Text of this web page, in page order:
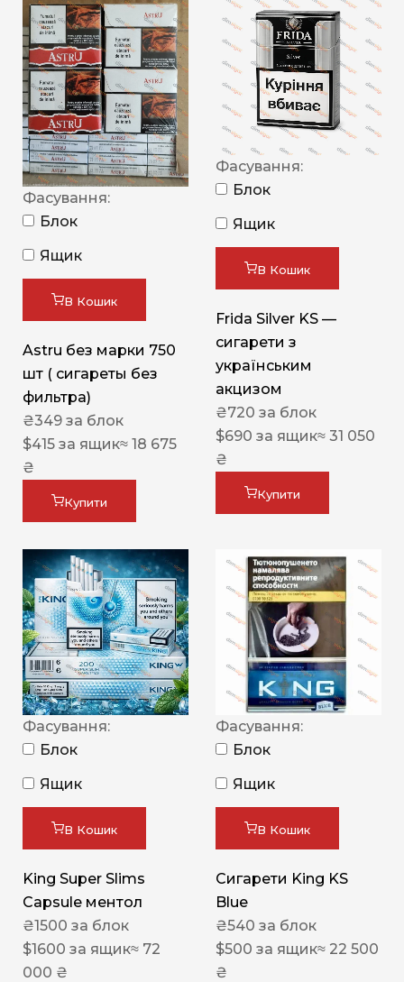
Фасування:
Блок
Ящик
В Кошик
Astru без марки 750
шт ( сигареты без
фильтра)
₴349 за блок
$415 за ящик≈ 18 675
₴
Купити
Фасування:
Блок
Ящик
В Кошик
Frida Silver KS —
сигарети з
українським
акцизом
₴720 за блок
$690 за ящик≈ 31 050
₴
Купити
Фасування:
Блок
Ящик
В Кошик
King Super Slims
Capsule ментол
₴1500 за блок
$1600 за ящик≈ 72
000 ₴
Фасування:
Блок
Ящик
В Кошик
Сигарети King KS
Blue
₴540 за блок
$500 за ящик≈ 22 500
₴